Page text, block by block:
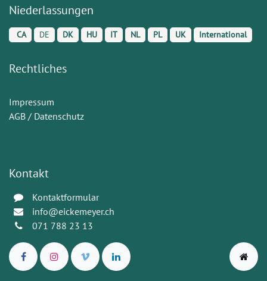
Niederlassungen
CA DE DK HU IT NL PL UK International
Rechtliches
Impressum
AGB / Datenschutz
Kontakt
Kontaktformular
info@eickemeyer.ch
071 788 23 13